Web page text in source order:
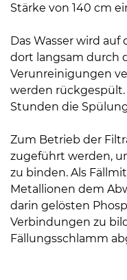
Do
Uhr
und
14
Stärke von 140 cm
Das Wasser wird
dort langsam durch
Verunreinigungen
werden rückgespült.
Stunden die
Zum Betrieb der
zugeführt werden,
zu binden. Als
Metallionen dem
darin gelösten
Verbindungen zu
Fällungsschlamm